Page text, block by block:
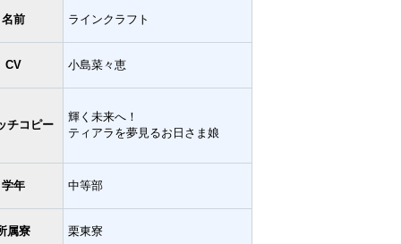
名前 ラインクラフト
CV 小島菜々恵
チコピー
輝く未来へ！
ティアラを夢見るお日さま娘
学年 中等部
属寮 栗東寮